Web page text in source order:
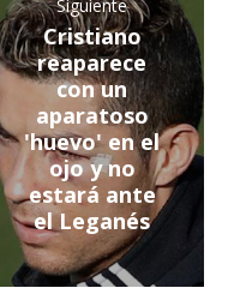
Siguiente
Cristiano
reaparece
con un
aparatoso
'huevo' en el
ojo y no
estará ante
el Leganés